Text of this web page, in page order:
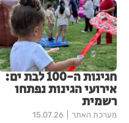
חגיגות ה-100 לבת ים:
אירועי הגינות נפתחו
רשמית
מערכת האתר 15.07.26